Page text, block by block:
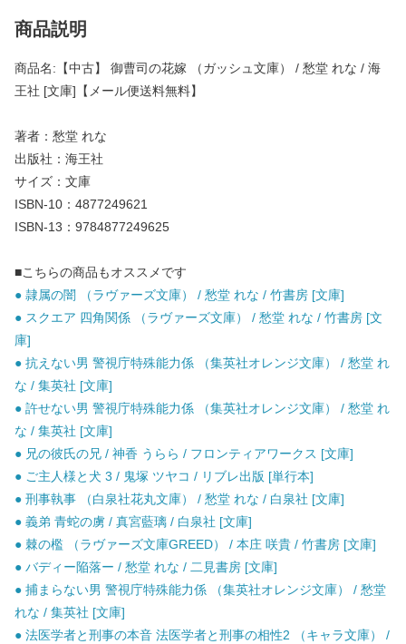
商品説明
商品名:【中古】 御曹司の花嫁 （ガッシュ文庫） / 愁堂 れな / 海
王社 [文庫]【メール便送料無料】
著者：愁堂 れな
出版社：海王社
サイズ：文庫
ISBN-10：4877249621
ISBN-13：9784877249625
■こちらの商品もオススメです
● 隷属の闇 （ラヴァーズ文庫） / 愁堂 れな / 竹書房 [文庫]
● スクエア 四角関係 （ラヴァーズ文庫） / 愁堂 れな / 竹書房 [文
庫]
● 抗えない男 警視庁特殊能力係 （集英社オレンジ文庫） / 愁堂 れ
な / 集英社 [文庫]
● 許せない男 警視庁特殊能力係 （集英社オレンジ文庫） / 愁堂 れ
な / 集英社 [文庫]
● 兄の彼氏の兄 / 神香 うらら / フロンティアワークス [文庫]
● ご主人様と犬 3 / 鬼塚 ツヤコ / リブレ出版 [単行本]
● 刑事執事 （白泉社花丸文庫） / 愁堂 れな / 白泉社 [文庫]
● 義弟 青蛇の虜 / 真宮藍璃 / 白泉社 [文庫]
● 棘の檻 （ラヴァーズ文庫GREED） / 本庄 咲貴 / 竹書房 [文庫]
● バディー陥落ー / 愁堂 れな / 二見書房 [文庫]
● 捕まらない男 警視庁特殊能力係 （集英社オレンジ文庫） / 愁堂
れな / 集英社 [文庫]
● 法医学者と刑事の本音 法医学者と刑事の相性2 （キャラ文庫） /